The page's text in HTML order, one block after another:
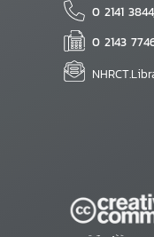
0 2141
0 2143